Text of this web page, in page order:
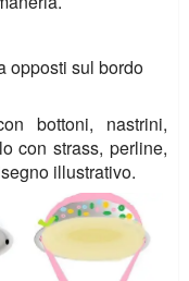
opposti sul bordo
bottoni, nastrini,
con strass, perline,
illustrativo.